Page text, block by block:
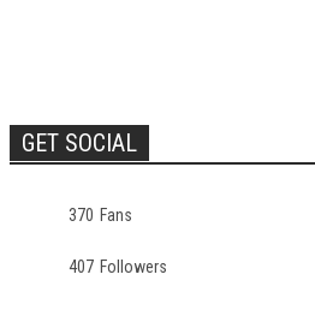
GET SOCIAL
370 Fans
407 Followers